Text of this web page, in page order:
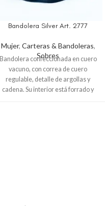
Bandolera Silver Art. 2777
Mujer, Carteras & Bandoleras,
Sobres
Bandolera confeccionada en cuero
vacuno, con correa de cuero
regulable, detalle de argollas y
cadena. Su interior está forrado y